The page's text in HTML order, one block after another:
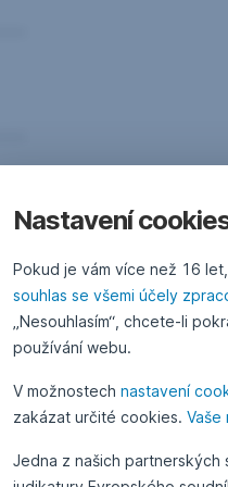
Nastavení
Pokud je vám více než 16
souhlas se všemi účely
„Nesouhlasím“, chcete-li
používání webu.
V možnostech nastavení
zakázat určité cookies. Vaše
Jedna z našich partnerských